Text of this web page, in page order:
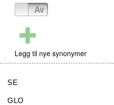
Av
Legg til nye synonymer
SE
GLO